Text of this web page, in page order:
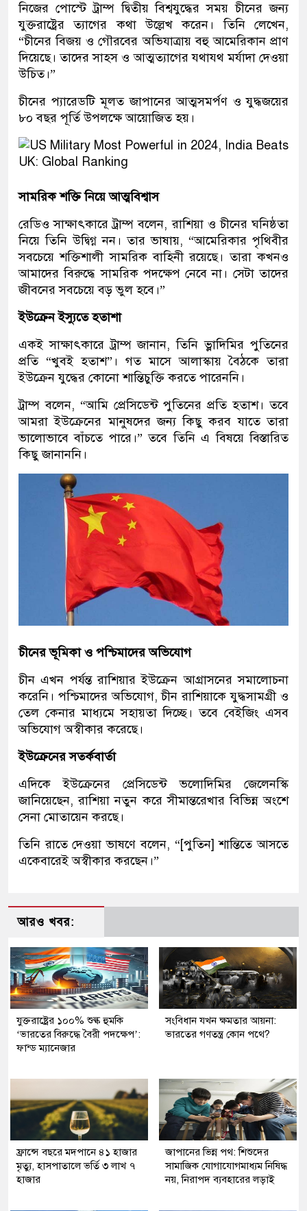
নিজের পোস্টে ট্রাম্প দ্বিতীয় বিশ্বযুদ্ধের সময় চীনের জন্য
যুক্তরাষ্ট্রের ত্যাগের কথা উল্লেখ করেন। তিনি লেখেন,
“চীনের বিজয় ও গৌরবের অভিযাত্রায় বহু আমেরিকান প্রাণ
দিয়েছে। তাদের সাহস ও আত্মত্যাগের যথাযথ মর্যাদা দেওয়া
উচিত।”
চীনের প্যারেডটি মূলত জাপানের আত্মসমর্পণ ও যুদ্ধজয়ের
৮০ বছর পূর্তি উপলক্ষে আয়োজিত হয়।
সামরিক শক্তি নিয়ে আত্মবিশ্বাস
রেডিও সাক্ষাৎকারে ট্রাম্প বলেন, রাশিয়া ও চীনের ঘনিষ্ঠতা
নিয়ে তিনি উদ্বিগ্ন নন। তার ভাষায়, “আমেরিকার পৃথিবীর
সবচেয়ে শক্তিশালী সামরিক বাহিনী রয়েছে। তারা কখনও
আমাদের বিরুদ্ধে সামরিক পদক্ষেপ নেবে না। সেটা তাদের
জীবনের সবচেয়ে বড় ভুল হবে।”
ইউক্রেন ইস্যুতে হতাশা
একই সাক্ষাৎকারে ট্রাম্প জানান, তিনি ভ্লাদিমির পুতিনের
প্রতি “খুবই হতাশ”। গত মাসে আলাস্কায় বৈঠকে তারা
ইউক্রেন যুদ্ধের কোনো শান্তিচুক্তি করতে পারেননি।
ট্রাম্প বলেন, “আমি প্রেসিডেন্ট পুতিনের প্রতি হতাশ। তবে
আমরা ইউক্রেনের মানুষদের জন্য কিছু করব যাতে তারা
ভালোভাবে বাঁচতে পারে।” তবে তিনি এ বিষয়ে বিস্তারিত
কিছু জানাননি।
চীনের ভূমিকা ও পশ্চিমাদের অভিযোগ
চীন এখন পর্যন্ত রাশিয়ার ইউক্রেন আগ্রাসনের সমালোচনা
করেনি। পশ্চিমাদের অভিযোগ, চীন রাশিয়াকে যুদ্ধসামগ্রী ও
তেল কেনার মাধ্যমে সহায়তা দিচ্ছে। তবে বেইজিং এসব
অভিযোগ অস্বীকার করেছে।
ইউক্রেনের সতর্কবার্তা
এদিকে ইউক্রেনের প্রেসিডেন্ট ভলোদিমির জেলেনস্কি
জানিয়েছেন, রাশিয়া নতুন করে সীমান্তরেখার বিভিন্ন অংশে
সেনা মোতায়েন করছে।
তিনি রাতে দেওয়া ভাষণে বলেন, “[পুতিন] শান্তিতে আসতে
একেবারেই অস্বীকার করছেন।”
আরও খবর:
যুক্তরাষ্ট্রের ১০০% শুল্ক হুমকি
‘ভারতের বিরুদ্ধে বৈরী পদক্ষেপ’:
ফান্ড ম্যানেজার
সংবিধান যখন ক্ষমতার আয়না:
ভারতের গণতন্ত্র কোন পথে?
ফ্রান্সে বছরে মদপানে ৪১ হাজার
মৃত্যু, হাসপাতালে ভর্তি ৩ লাখ ৭
হাজার
জাপানের ভিন্ন পথ: শিশুদের
সামাজিক যোগাযোগমাধ্যম নিষিদ্ধ
নয়, নিরাপদ ব্যবহারের লড়াই